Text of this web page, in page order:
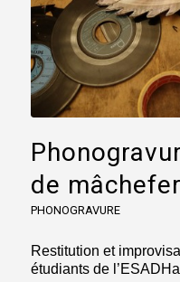
de mâchefer
PHONOGRAVURE
Restitution et
étudiants de